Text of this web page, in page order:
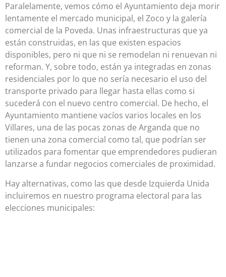
Paralelamente, vemos cómo el Ayuntamiento deja morir
lentamente el mercado municipal, el Zoco y la galería
comercial de la Poveda. Unas infraestructuras que ya
están construidas, en las que existen espacios
disponibles, pero ni que ni se remodelan ni renuevan ni
reforman. Y, sobre todo, están ya integradas en zonas
residenciales por lo que no sería necesario el uso del
transporte privado para llegar hasta ellas como si
sucederá con el nuevo centro comercial. De hecho, el
Ayuntamiento mantiene vacíos varios locales en los
Villares, una de las pocas zonas de Arganda que no
tienen una zona comercial como tal, que podrían ser
utilizados para fomentar que emprendedores pudieran
lanzarse a fundar negocios comerciales de proximidad.
Hay alternativas, como las que desde Izquierda Unida
incluiremos en nuestro programa electoral para las
elecciones municipales: